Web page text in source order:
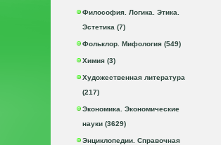
Философия. Логика. Этика.
Эстетика (7)
Фольклор. Мифология (549)
Химия (3)
Художественная литература
(217)
Экономика. Экономические
науки (3629)
Энциклопедии. Справочная